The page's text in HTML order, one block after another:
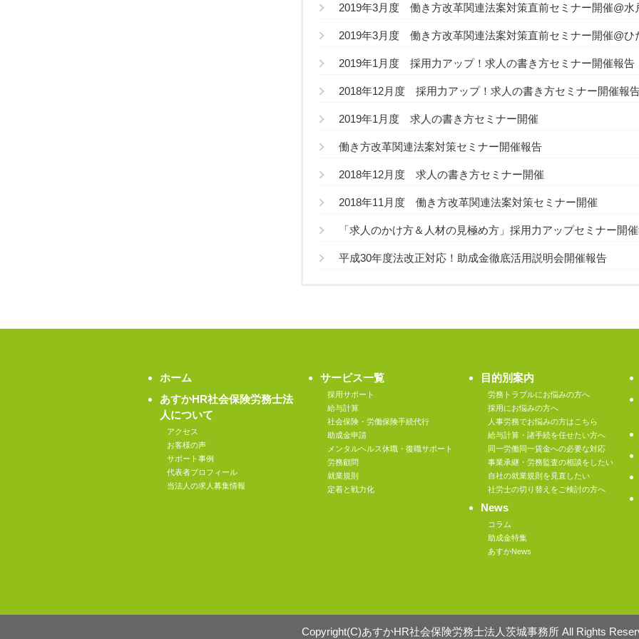
2019年3月度 働き方改革関連法案対策直前セミナー開催@水
2019年3月度 働き方改革関連法案対策直前セミナー開催@ひ
2019年1月度 採用力アップ！求人の書き方セミナー開催報告
2018年12月度 採用力アップ！求人の書き方セミナー開催報
2019年1月度 求人の書き方セミナー開催
働き方改革関連法案対策セミナー開催報告
2018年12月度 求人の書き方セミナー開催
2018年11月度 働き方改革関連法案対策セミナー開催
「求人のかけ方＆人材の見極め方」採用力アップセミナー開
平成30年度法改正対応！助成金徹底活用説明会開催報告
ホーム
あすかHR社会保険労務士法
人について
アクセス
お客様の声
サポート事例
代表者プロフィール
当法人の求人募集情報
サービス一覧
採用サポート
給与計算
社会保険・労働保険手続代行
助成金申請
メンタルヘルス休職・復職サポート
労務顧問
就業規則
定着と戦力化
目的別案内
労務トラブルにお悩みの方へ
採用にお悩みの方へ
人事労務でお悩みの方はこちら
給与計算・諸手続を任せたい方へ
同一労働同一賃金への必要な対応
事業承継・労務監査の相談をしたい
自社の就業規則を見直したい
社労士の切り替えをご検討の方へ
News
コラム
助成金特集
あすかNews
Copyright(C)あすかHR社会保険労務士法人茨城事務所 All Rights